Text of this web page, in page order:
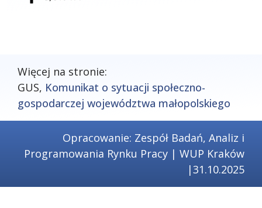
Więcej na stronie:
GUS, Komunikat o sytuacji społeczno-
gospodarczej województwa małopolskiego
Opracowanie: Zespół Badań, Analiz i
Programowania Rynku Pracy | WUP Kraków
|31.10.2025